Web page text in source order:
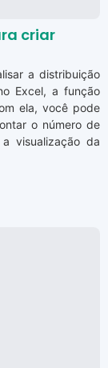
criar
a distribuição
Excel, a função
ela, você pode
o número de
visualização da